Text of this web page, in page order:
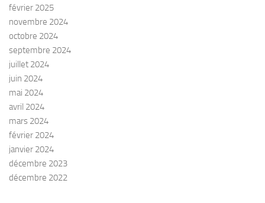
février 2025
novembre 2024
octobre 2024
septembre 2024
juillet 2024
juin 2024
mai 2024
avril 2024
mars 2024
février 2024
janvier 2024
décembre 2023
décembre 2022